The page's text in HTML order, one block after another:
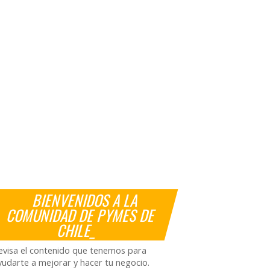
BIENVENIDOS A LA
COMUNIDAD DE PYMES DE
CHILE_
el contenido que tenemos para
a mejorar y hacer tu negocio.